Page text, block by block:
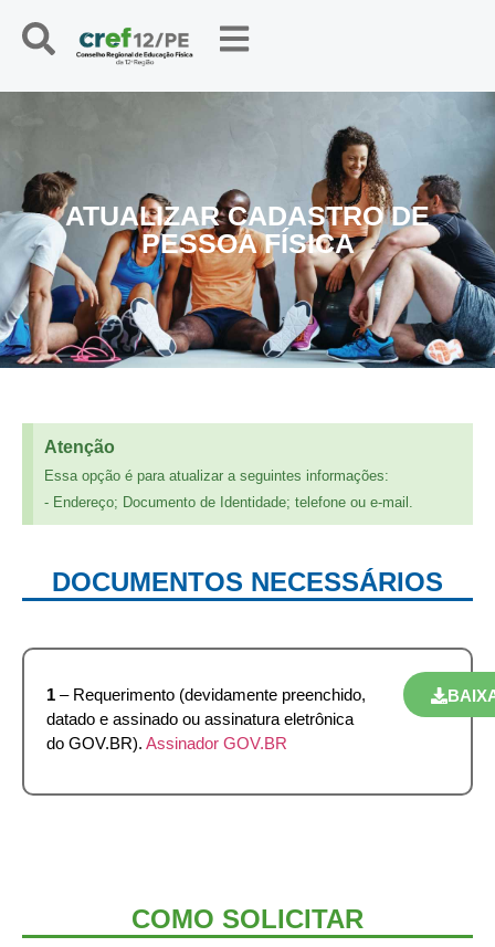
ATUALIZAR CADASTRO DE
PESSOA FÍSICA
Atenção
Essa opção é para atualizar a seguintes informações:
- Endereço; Documento de Identidade; telefone ou e-mail.
DOCUMENTOS NECESSÁRIOS
1 – Requerimento (devidamente preenchido,
datado e assinado ou assinatura eletrônica
do GOV.BR). Assinador GOV.BR
COMO SOLICITAR